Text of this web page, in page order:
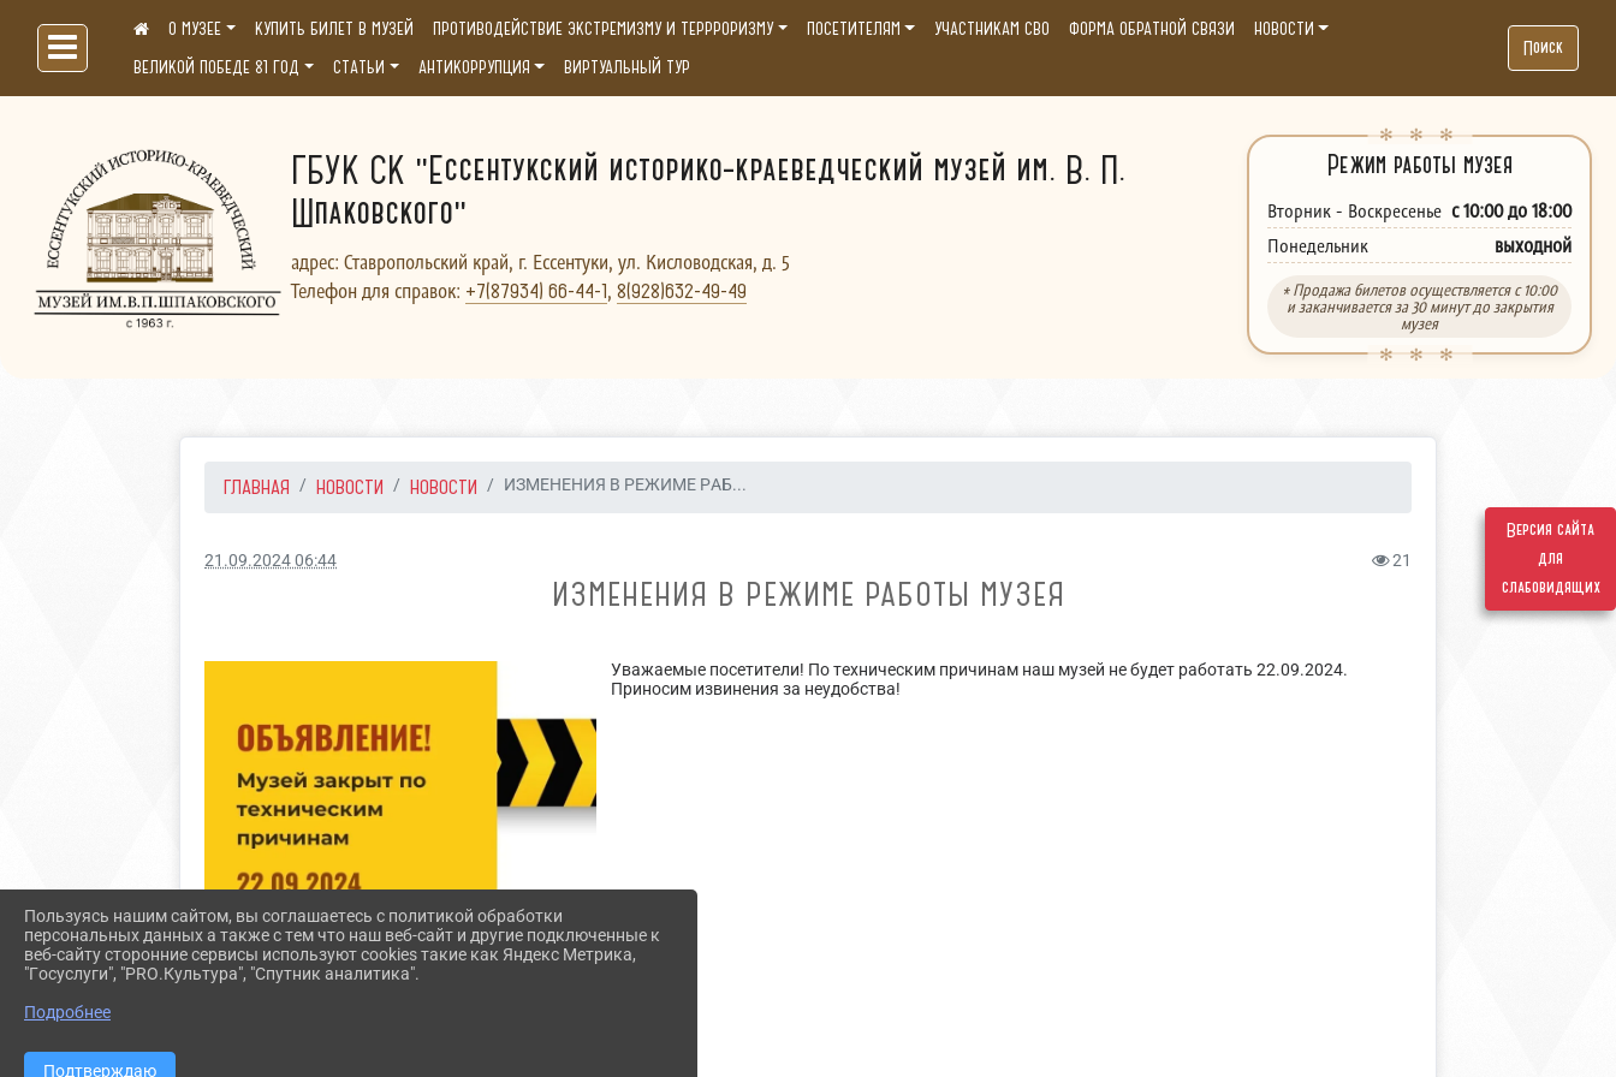
Версия сайта
для
слабовидящих
Больше, чем музей...О МУЗЕЕ КУПИТЬ БИЛЕТ В МУЗЕЙ ПРОТИВОДЕЙСТВИЕ ЭКСТРЕМИЗМУ И ТЕРРРОРИЗМУ ПОСЕТИТЕЛЯМ УЧАСТНИКАМ СВО ФОРМА ОБРАТНОЙ СВЯЗИ
НОВОСТИ
ВЕЛИКОЙ ПОБЕДЕ 81 ГОД
СТАТЬИ АНТИКОРРУПЦИЯ ВИРТУАЛЬНЫЙ ТУР
Поиск
ГБУК СК "Ессентукский историко-краеведческий музей им. В. П.
Шпаковского"
адрес: Ставропольский край, г. Ессентуки, ул. Кисловодская, д. 5
Телефон для справок: +7(87934) 66-44-1, 8(928)632-49-49
Режим работы музея
Вторник - Воскресенье с 10:00 до 18:00
Понедельник выходной
* Продажа билетов осуществляется с 10:00
и заканчивается за 30 минут до закрытия
музея
ГЛАВНАЯ НОВОСТИ НОВОСТИ ИЗМЕНЕНИЯ В РЕЖИМЕ РАБ...
21.09.2024 06:44 21
ИЗМЕНЕНИЯ В РЕЖИМЕ РАБОТЫ МУЗЕЯ
Уважаемые посетители! По техническим причинам наш музей не будет работать 22.09.2024.
Приносим извинения за неудобства!
Пользуясь нашим сайтом, вы соглашаетесь с политикой обработки
персональных данных а также с тем что наш веб-сайт и другие подключенные к
веб-сайту сторонние сервисы используют cookies такие как Яндекс Метрика,
"Госуслуги", "PRO.Культура", "Спутник аналитика".
Подробнее
Подтверждаю